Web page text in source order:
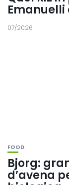
Emanuelli
07/2026
FOOD
Bjorg:
d’avena